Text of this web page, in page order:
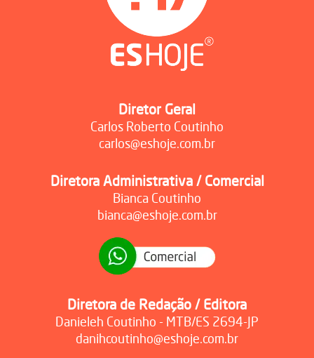
Diretor Geral
Carlos Roberto Coutinho
carlos@eshoje.com.br
Diretora Administrativa / Comercial
Bianca Coutinho
bianca@eshoje.com.br
Diretora de Redação / Editora
Danieleh Coutinho - MTB/ES 2694-JP
danihcoutinho@eshoje.com.br